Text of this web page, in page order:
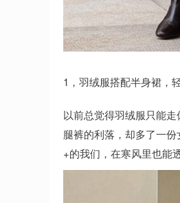
1，羽绒服搭配半身裙，
以前总觉得羽绒服只能
腿裤的利落，却多了一
+的我们，在寒风里也能